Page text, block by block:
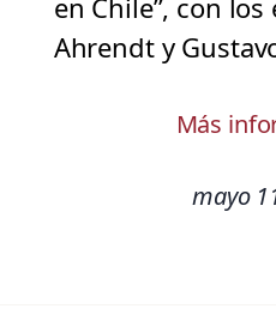
en Chile”, con
Ahrendt y
Más
mayo